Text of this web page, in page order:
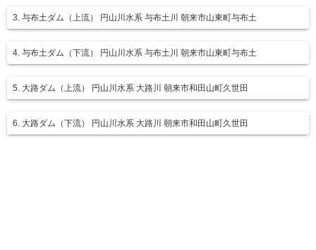
3. 与布土ダム（上流） 円山川水系 与布土川 朝来市山東町与布土
4. 与布土ダム（下流） 円山川水系 与布土川 朝来市山東町与布土
5. 大路ダム（上流） 円山川水系 大路川 朝来市和田山町久世田
6. 大路ダム（下流） 円山川水系 大路川 朝来市和田山町久世田